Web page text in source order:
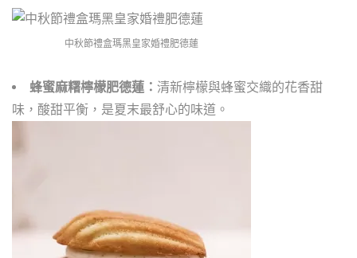
中秋節禮盒瑪黑皇家婚禮肥德蓮
蜂蜜麻糬檸檬肥德蓮： 清新檸檬與蜂蜜交織的花香甜
味，酸甜平衡，是夏末最舒心的味道。